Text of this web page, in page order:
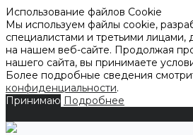
Использование файлов Cookie
Мы используем файлы cookie,
специалистами и третьими лицами,
на нашем веб-сайте. Продолжая
нашего сайта, вы принимаете
Более подробные сведения
конфиденциальности.
Принимаю Подробнее